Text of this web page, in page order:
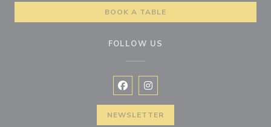
BOOK A TABLE
FOLLOW US
Facebook ((opens in a new
Instagram ((opens in a new
NEWSLETTER